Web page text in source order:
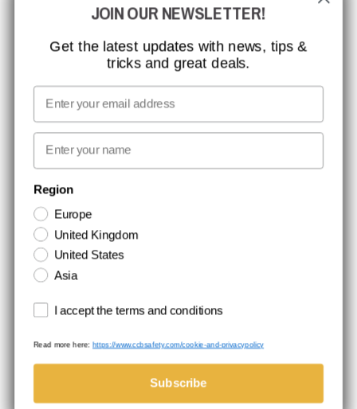
MISSION, VISION OG VÆRDIER
KONTAKT
JOB HOS CCBSAFETY
MEDIA
VI TAGER ANSVAR
NYHEDSBREV TILMELDING
Hold dig opdateret med gode tilbud og produktnyheder. Din e-mail
opbevares sikkert og du kan til enhver tid
Handelsbetingelser
Cookie- og privatlivspolitik
JOIN OUR NEWSLETTER!
Get the latest updates with news, tips &
tricks and great deals.
Email
First name
Region
Europe
United Kingdom
United States
Asia
Terms and conditions
I accept the terms and conditions
Read more here:https://www.ccbsafety.com/cookie-and-privacypolicy
Subscribe